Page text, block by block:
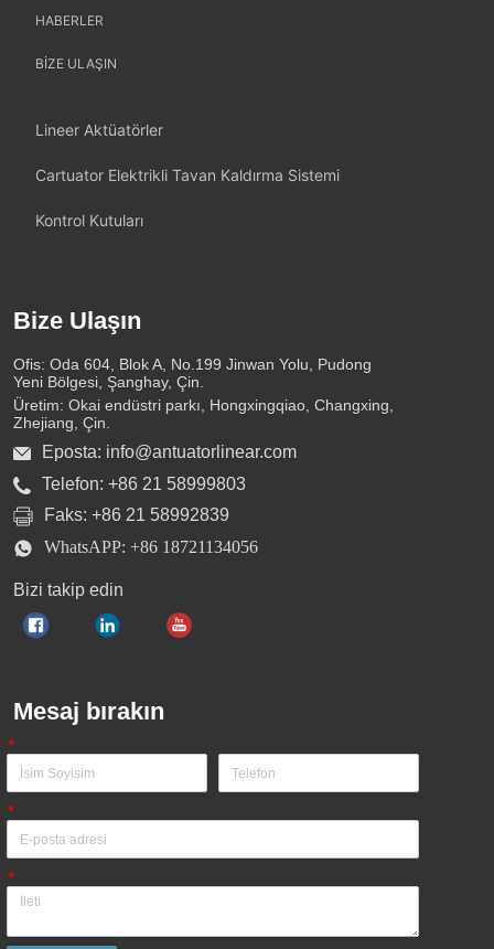
HABERLER
BİZE ULAŞIN
Lineer Aktüatörler
Cartuator Elektrikli Tavan Kaldırma Sistemi
Kontrol Kutuları
Bize Ulaşın
Ofis: Oda 604, Blok A, No.199 Jinwan Yolu, Pudong
Yeni Bölgesi, Şanghay, Çin.
Üretim: Okai endüstri parkı, Hongxingqiao, Changxing,
Zhejiang, Çin.
Eposta: info@antuatorlinear.com
Telefon: +86 21 58999803
Faks: +86 21 58992839
WhatsAPP: +86 18721134056
Bizi takip edin
Mesaj bırakın
*
*
*